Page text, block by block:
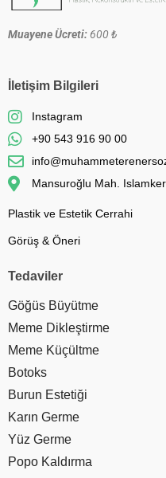
Muayene Ücreti: 600 ₺
İletişim Bilgileri
Instagram
+90 543 916 90 00
Mansuroğlu Mah.
Plastik ve Estetik Cerrahi
Görüş & Öneri
Tedaviler
Göğüs Büyütme
Meme Dikleştirme
Meme Küçültme
Botoks
Burun Estetiği
Karın Germe
Yüz Germe
Popo Kaldırma